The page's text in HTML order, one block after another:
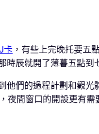
卡 ，有些上完晚托要五
辰就開了薄暮五點到
他們的過程計劃和觀光
夜間窗口的開設更有需